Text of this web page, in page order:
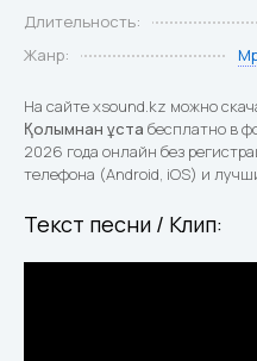
Длительность:
Жанр:
На сайте xsound.kz можно
Қолымнан ұста бесплатно в
2026 года онлайн без
телефона (Android, iOS) и
Текст песни / Клип: